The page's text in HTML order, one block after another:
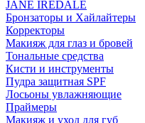
JANE IREDALE
Бронзаторы и Хайлайтеры
Корректоры
Макияж для глаз и бровей
Тональные средства
Кисти и инструменты
Пудра защитная SPF
Лосьоны увлажняющие
Праймеры
Макияж и уход для губ